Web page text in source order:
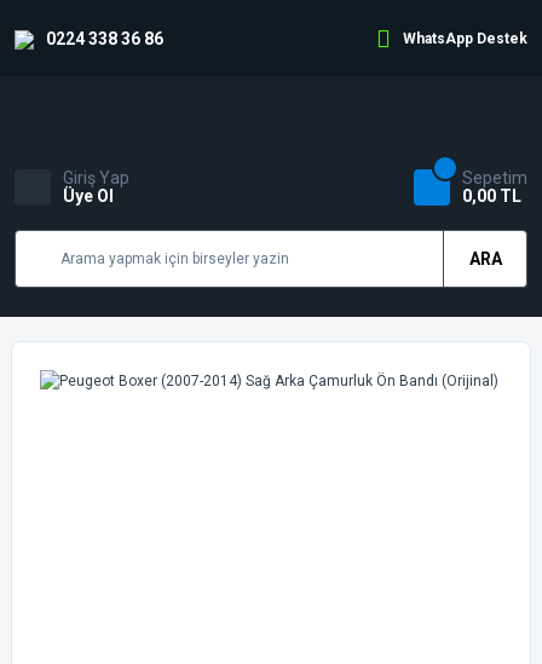
0224 338 36 86 WhatsApp Destek
ARA
Giriş Yap
Üye Ol
Sepetim
0,00 TL